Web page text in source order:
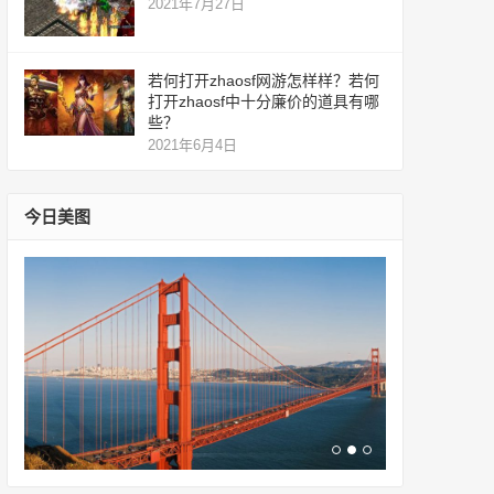
2021年7月27日
若何打开zhaosf网游怎样样？若何
打开zhaosf中十分廉价的道具有哪
些？
2021年6月4日
今日美图